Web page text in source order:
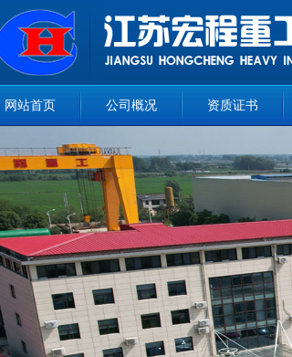
网站首页 公司概况 资质证书